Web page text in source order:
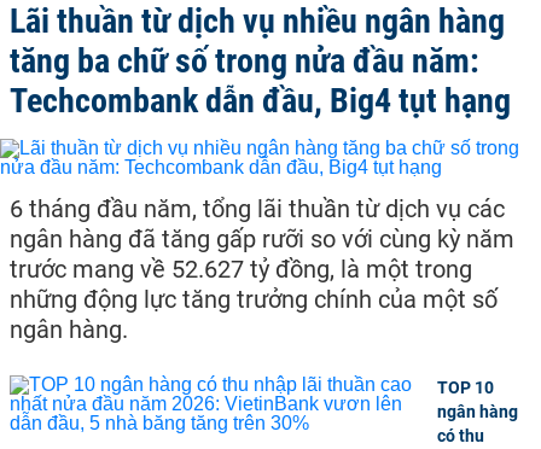
Lãi thuần từ dịch vụ nhiều ngân hàng
tăng ba chữ số trong nửa đầu năm:
Techcombank dẫn đầu, Big4 tụt hạng
6 tháng đầu năm, tổng lãi thuần từ dịch vụ các
ngân hàng đã tăng gấp rưỡi so với cùng kỳ năm
trước mang về 52.627 tỷ đồng, là một trong
những động lực tăng trưởng chính của một số
ngân hàng.
TOP 10
ngân hàng
có thu